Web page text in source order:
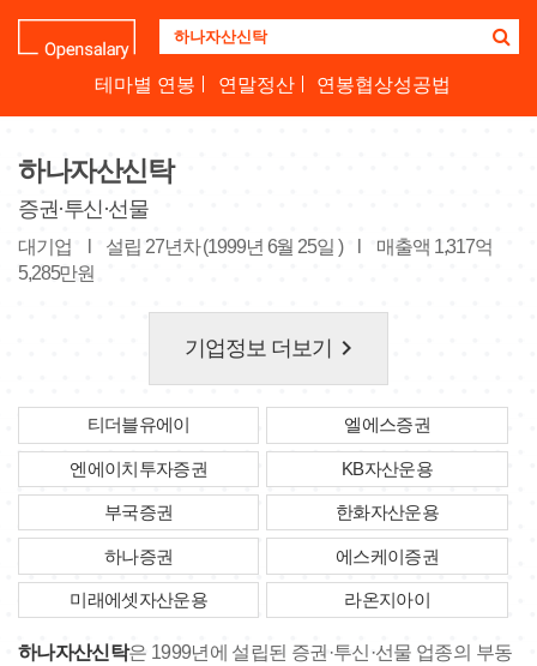
기
업
명
하
테마별 연봉 연말정산 연봉협상성공법
하나자산신탁
증권·투신·선물
대기업 설립 27년차 (1999년 6월 25일 )
매출액 1,317억
5,285만원
기업정보 더보기 keyboard_arrow_right
티더블유에이 엘에스증권
엔에이치투자증권 KB자산운용
부국증권 한화자산운용
하나증권 에스케이증권
미래에셋자산운용 라온지아이
하나자산신탁은 1999년에 설립된 증권·투신·선물 업종의 부동